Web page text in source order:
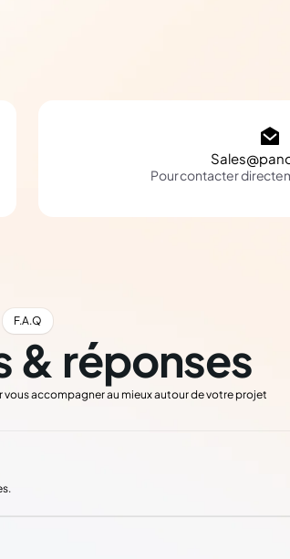
Pour contacter
F.A.Q
& réponses
accompagner au mieux autour de votre projet